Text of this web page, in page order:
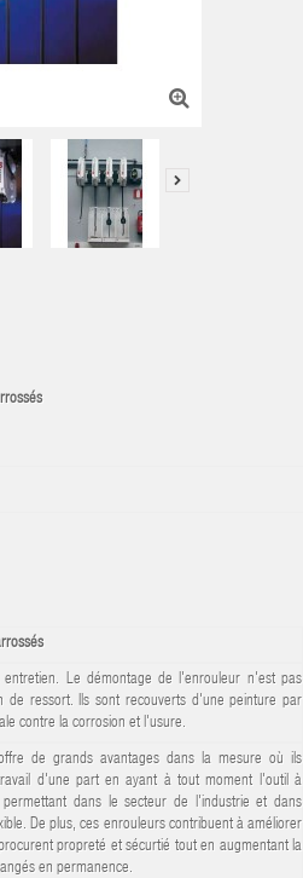
Le démontage de l'enrouleur n'est pas
de ressort. Ils sont recouverts d'une peinture par
contre la corrosion et l'usure.
de grands avantages dans la mesure où ils
d'une part en ayant à tout moment l'outil à
dans le secteur de l'industrie et dans
De plus, ces enrouleurs contribuent à améliorer
propreté et sécurtié tout en augmentant la
en permanence.